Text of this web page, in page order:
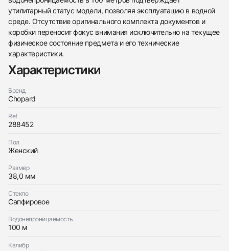
438
285
145
142
205
204
195
150
6
утилитарный статус модели, позволяя эксплуатацию в водной
среде. Отсутствие оригинального комплекта документов и
коробки переносит фокус внимания исключительно на текущее
физическое состояние предмета и его технические
характеристики.
Характеристики
Бренд
Chopard
Ref
288452
Пол
Женский
Размер
38,0 мм
Стекло
Сапфировое
Водонепроницаемость
100 м
Калибр
Заказать эти часы
Оставьте ваши контактные данные и мы свяжемся
с вами
Оставьте ваши контактные данные и мы свяжемся